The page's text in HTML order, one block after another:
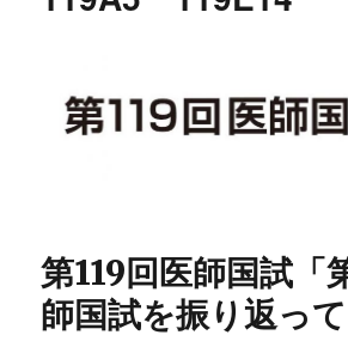
を
み
119E23
119C1
119C14
第119回医師国試「
師国試を振り返って